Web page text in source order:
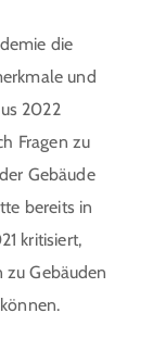
die
und
2022
Fragen zu
Gebäude
bereits in
kritisiert,
Gebäuden